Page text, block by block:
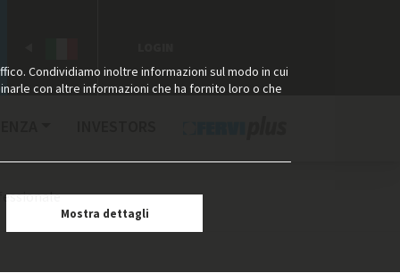
Condividiamo inoltre informazioni sul modo in cui
con altre informazioni che ha fornito loro o che
Mostra dettagli